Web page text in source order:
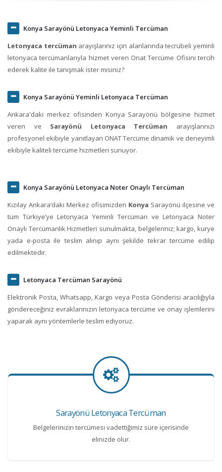
Konya Sarayönü Letonyaca Yeminli Tercüman
Letonyaca tercüman arayışlarınız için alanlarında tecrübeli yeminli
letonyaca tercümanlarıyla hizmet veren Onat Tercüme Ofisini tercih
ederek kalite ile tanışmak ister misiniz?
Konya Sarayönü Yeminli Letonyaca Tercüman
Ankara'daki merkez ofisinden Konya Sarayönü bölgesine hizmet
veren ve Sarayönü Letonyaca Tercüman arayışlarınızı
profesyonel ekibiyle yanıtlayan ONAT Tercüme dinamik ve deneyimli
ekibiyle kaliteli tercüme hizmetleri sunuyor.
Konya Sarayönü Letonyaca Noter Onaylı Tercüman
Kızılay Ankara‘daki Merkez ofisimizden Konya Sarayönü ilçesine ve
tüm Türkiye’ye Letonyaca Yeminli Tercüman ve Letonyaca Noter
Onaylı Tercümanlık Hizmetleri sunulmakta, belgeleriniz; kargo, kurye
yada e-posta ile teslim alınıp aynı şekilde tekrar tercüme edilip
edilmektedir.
Letonyaca Tercüman Sarayönü
Elektronik Posta, Whatsapp, Kargo veya Posta Gönderisi aracılığıyla
göndereceğiniz evraklarınızın letonyaca tercüme ve onay işlemlerini
yaparak aynı yöntemlerle teslim ediyoruz.
Sarayönü Letonyaca Tercüman
Belgelerinizin tercümesi vadettiğimiz süre içerisinde
elinizde olur.